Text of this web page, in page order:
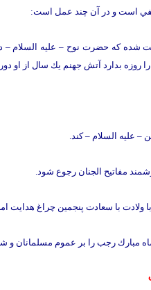
است و در آن چند عمل است:
شده كه حضرت نوح – عليه السلام –
را روزه بدارد آتش جهنم يك سال از او
عليه السلام – كند.
مفاتيح الجنان رجوع شود.
با سعادت پنجمين چراغ هدايت
مبارك رجب را بر عموم مسلمانان و